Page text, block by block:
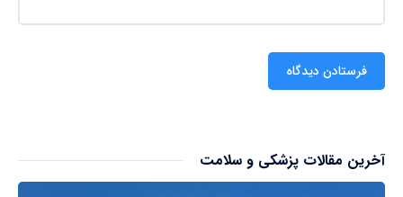
آخرین مقالات پزشکی و سلامت